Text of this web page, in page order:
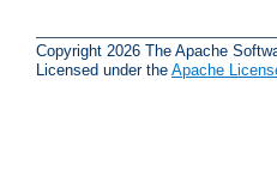
Copyright 2026 The Apache
Licensed under the Apache